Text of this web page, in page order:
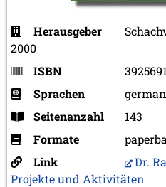
Herausgeber
2000
ISBN
Sprachen
german
Seitenanzahl
143
Formate
Link
Dr.
Projekte und Aktivitäten